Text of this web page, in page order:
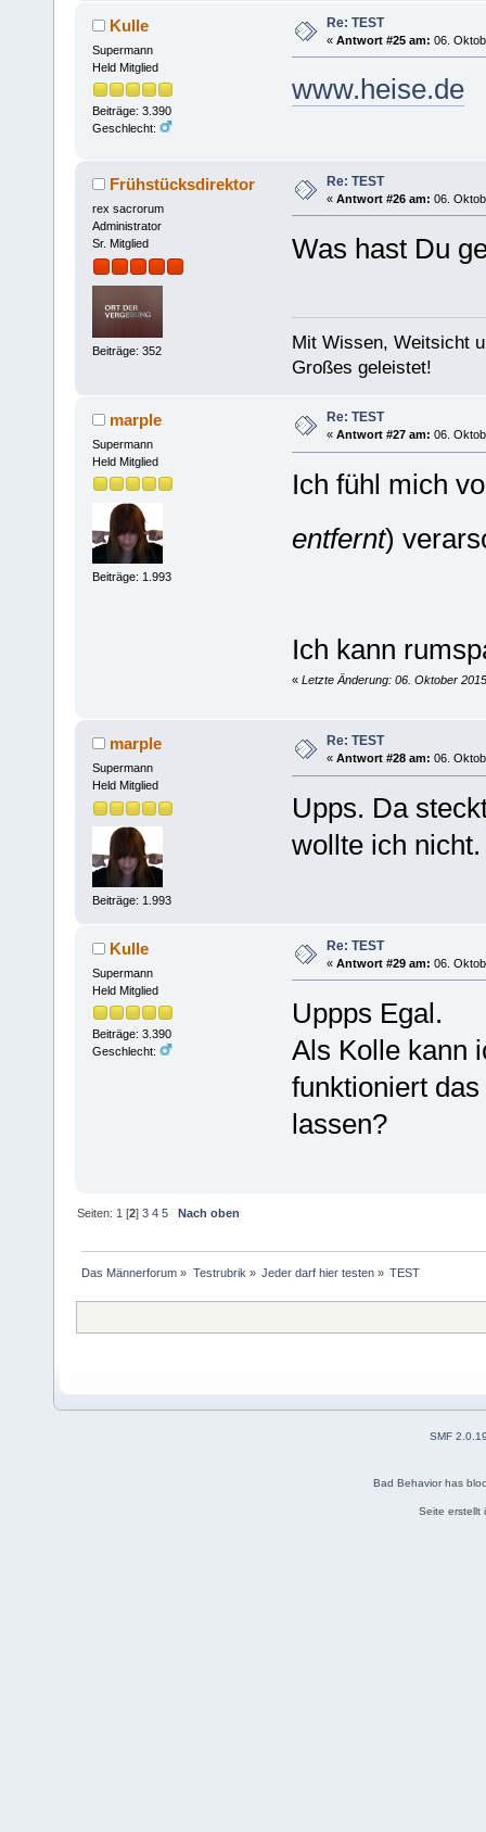
Kulle
Supermann
Held Mitglied
Beiträge: 3.390
Geschlecht:
Re: TEST
« Antwort #25 am: 06.
www.heise.de
Frühstücksdirektor
rex sacrorum
Administrator
Sr. Mitglied
Beiträge: 352
Re: TEST
« Antwort #26 am: 06.
Was hast Du
Mit Wissen, Weitsicht
Großes geleistet!
marple
Supermann
Held Mitglied
Beiträge: 1.993
Re: TEST
« Antwort #27 am: 06.
Ich fühl mich
entfernt)
Ich kann
« Letzte Änderung: 06. Oktober
marple
Supermann
Held Mitglied
Beiträge: 1.993
Re: TEST
« Antwort #28 am: 06.
Upps. Da
wollte ich nicht.
Kulle
Supermann
Held Mitglied
Beiträge: 3.390
Geschlecht:
Re: TEST
« Antwort #29 am: 06.
Uppps Egal.
Als Kolle kann
funktioniert
lassen?
Seiten: 1 [2]3 4 5 Nach oben
Das Männerforum » Testrubrik » Jeder darf hier testen» TEST
SMF
Bad Behaviorhas
Seite erstellt